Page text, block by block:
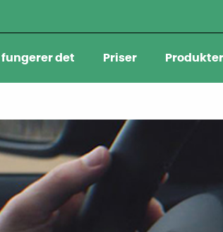
fungerer det Priser Produkter